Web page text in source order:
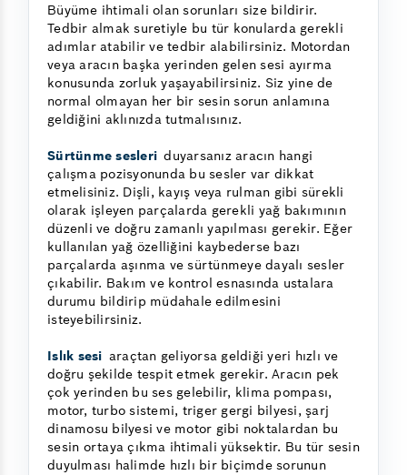
Büyüme ihtimali olan sorunları size bildirir.
Tedbir almak suretiyle bu tür konularda gerekli
adımlar atabilir ve tedbir alabilirsiniz. Motordan
veya aracın başka yerinden gelen sesi ayırma
konusunda zorluk yaşayabilirsiniz. Siz yine de
normal olmayan her bir sesin sorun anlamına
geldiğini aklınızda tutmalısınız.
Sürtünme sesleri duyarsanız aracın hangi
çalışma pozisyonunda bu sesler var dikkat
etmelisiniz. Dişli, kayış veya rulman gibi sürekli
olarak işleyen parçalarda gerekli yağ bakımının
düzenli ve doğru zamanlı yapılması gerekir. Eğer
kullanılan yağ özelliğini kaybederse bazı
parçalarda aşınma ve sürtünmeye dayalı sesler
çıkabilir. Bakım ve kontrol esnasında ustalara
durumu bildirip müdahale edilmesini
isteyebilirsiniz.
Islık sesi araçtan geliyorsa geldiği yeri hızlı ve
doğru şekilde tespit etmek gerekir. Aracın pek
çok yerinden bu ses gelebilir, klima pompası,
motor, turbo sistemi, triger gergi bilyesi, şarj
dinamosu bilyesi ve motor gibi noktalardan bu
sesin ortaya çıkma ihtimali yüksektir. Bu tür sesin
duyulması halimde hızlı bir biçimde sorunun